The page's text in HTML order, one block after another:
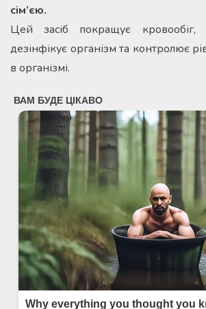
сім’єю.
Цей засіб покращує кровообіг,
дезінфікує організм та контролює
в організмі.